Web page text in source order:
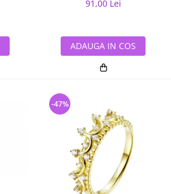
91,00 Lei
ADAUGA IN COS
-47%